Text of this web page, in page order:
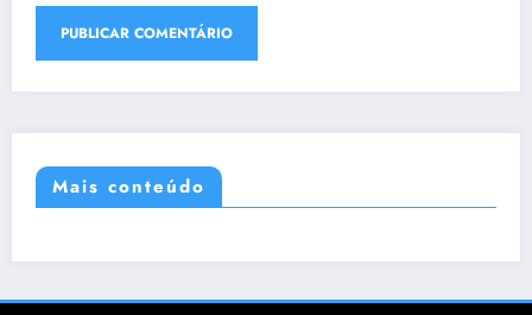
Mais conteúdo